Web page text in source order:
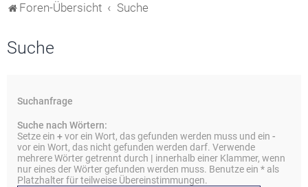
Foren-Übersicht Suche
Suche
Suchanfrage
Suche nach Wörtern:
Setze ein +vor ein Wort, das gefunden werden muss und ein -
vor ein Wort, das nicht gefunden werden darf. Verwende
mehrere Wörter getrennt durch | innerhalb einer Klammer, wenn
nur eines der Wörter gefunden werden muss. Benutze ein * als
Platzhalter für teilweise Übereinstimmungen.